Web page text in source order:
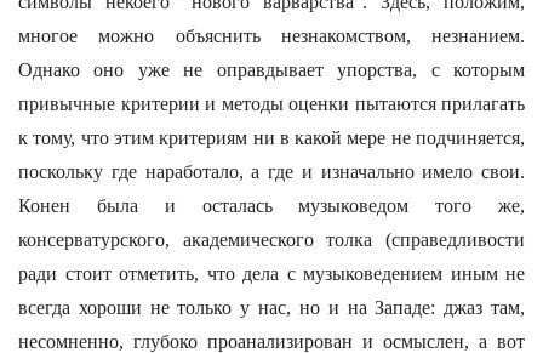
многое можно объяснить незнакомством, незнанием.
Однако оно уже не оправдывает упорства, с которым
привычные критерии и методы оценки пытаются прилагать
к тому, что этим критериям ни в какой мере не подчиняется,
поскольку где наработало, а где и изначально имело свои.
Конен была и осталась музыковедом того же,
консерватурского, академического толка (справедливости
ради стоит отметить, что дела с музыковедением иным не
всегда хороши не только у нас, но и на Западе: джаз там,
несомненно, глубоко проанализирован и осмыслен, а вот